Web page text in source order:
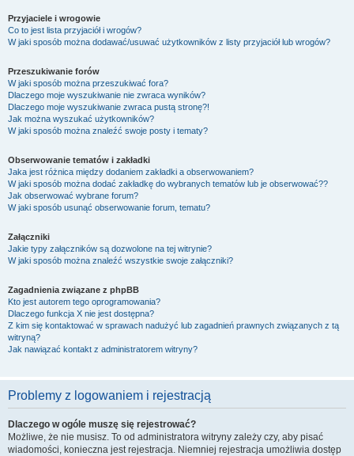
Przyjaciele i wrogowie
Co to jest lista przyjaciół i wrogów?
W jaki sposób można dodawać/usuwać użytkowników z listy przyjaciół lub wrogów?
Przeszukiwanie forów
W jaki sposób można przeszukiwać fora?
Dlaczego moje wyszukiwanie nie zwraca wyników?
Dlaczego moje wyszukiwanie zwraca pustą stronę?!
Jak można wyszukać użytkowników?
W jaki sposób można znaleźć swoje posty i tematy?
Obserwowanie tematów i zakładki
Jaka jest różnica między dodaniem zakładki a obserwowaniem?
W jaki sposób można dodać zakładkę do wybranych tematów lub je obserwować??
Jak obserwować wybrane forum?
W jaki sposób usunąć obserwowanie forum, tematu?
Załączniki
Jakie typy załączników są dozwolone na tej witrynie?
W jaki sposób można znaleźć wszystkie swoje załączniki?
Zagadnienia związane z phpBB
Kto jest autorem tego oprogramowania?
Dlaczego funkcja X nie jest dostępna?
Z kim się kontaktować w sprawach nadużyć lub zagadnień prawnych związanych z tą
witryną?
Jak nawiązać kontakt z administratorem witryny?
Problemy z logowaniem i rejestracją
Dlaczego w ogóle muszę się rejestrować?
Możliwe, że nie musisz. To od administratora witryny zależy czy, aby pisać
wiadomości, konieczna jest rejestracja. Niemniej rejestracja umożliwia dostęp